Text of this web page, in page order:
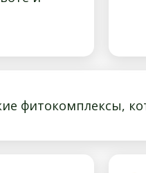
фитокомплексы,